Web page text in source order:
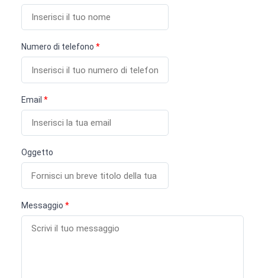
Numero di telefono *
Email *
Oggetto
Messaggio *